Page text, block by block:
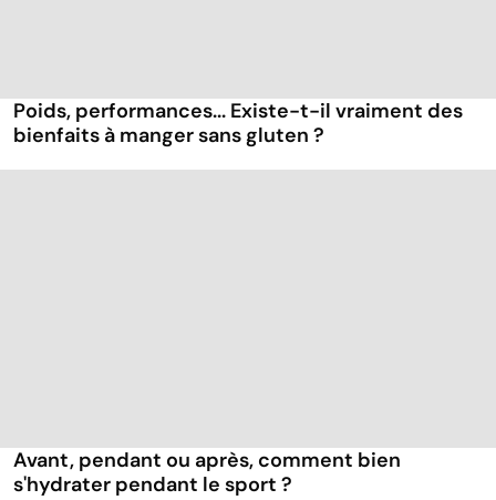
Poids, performances... Existe-t-il vraiment des
bienfaits à manger sans gluten ?
Avant, pendant ou après, comment bien
s'hydrater pendant le sport ?